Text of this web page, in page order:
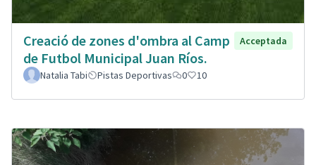
Creació de zones d'ombra al Camp
de Futbol Municipal Juan Ríos.
Acceptada
Natalia Tabi Pistas Deportivas 0 10